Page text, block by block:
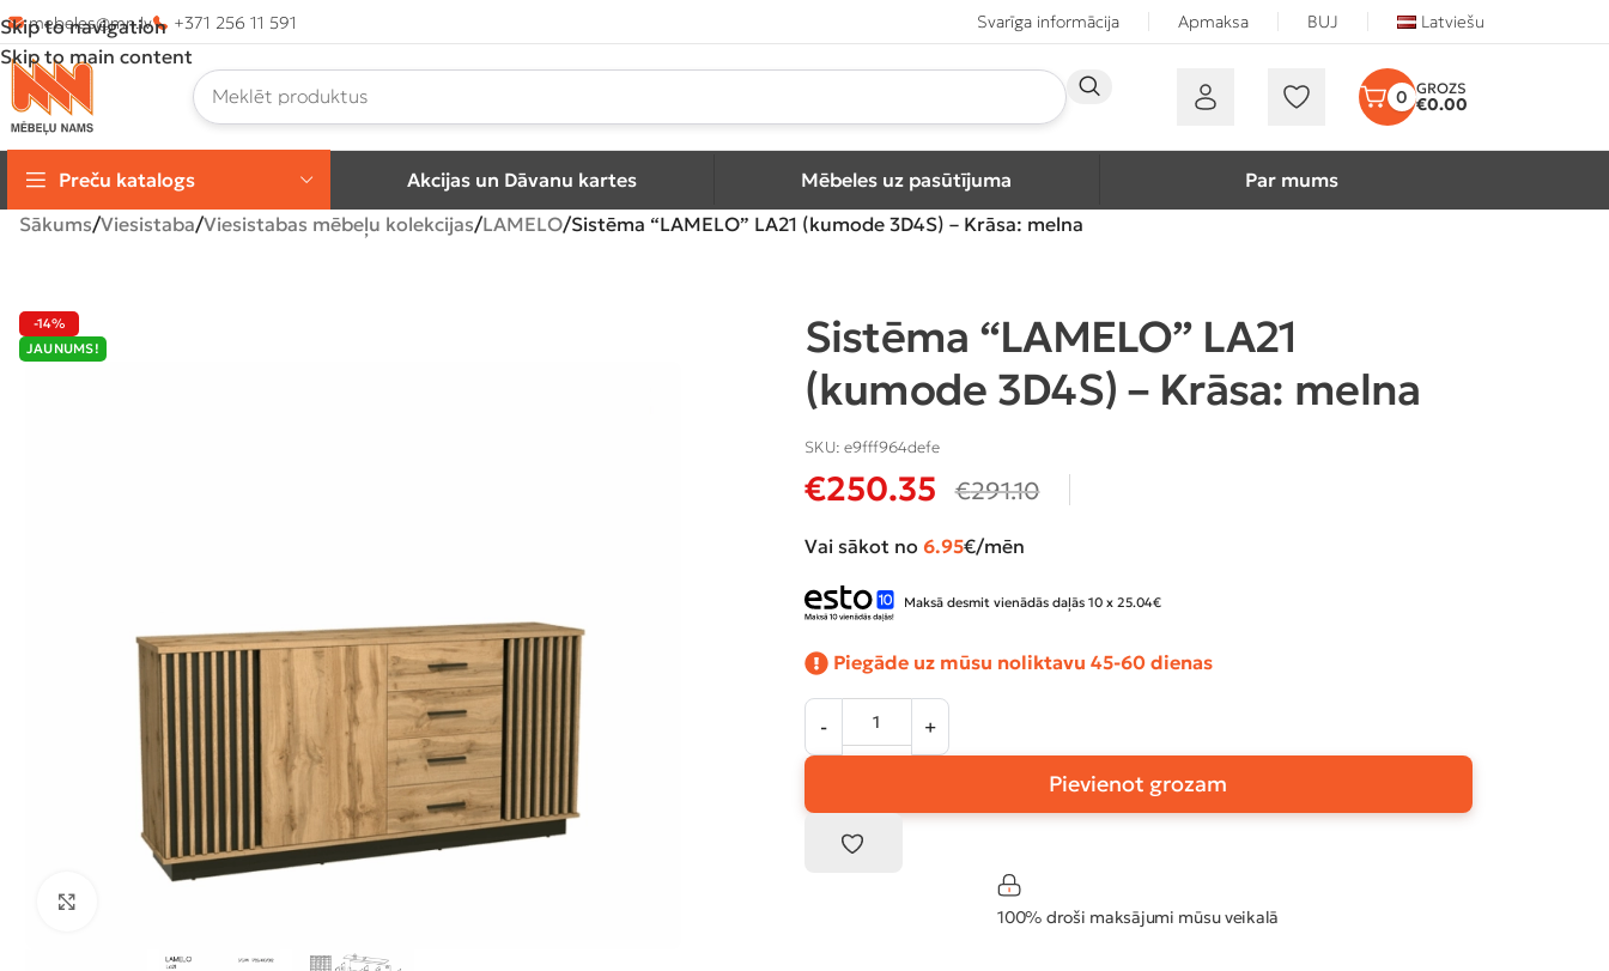
Skip to navigation
Skip to main content
mebeles@mn.lv +371 256 11 591 Svarīga informācija Apmaksa BUJ Latviešu
0 €0.00
Preču katalogs Akcijas un Dāvanu kartes Mēbeles uz pasūtījuma
Par mums
Sākums Viesistaba Viesistabas mēbeļu kolekcijas LAMELO Sistēma “LAMELO” LA21 (kumode 3D4S) – Krāsa: melna
-14%
JAUNUMS!
Sistēma “LAMELO” LA21
(kumode 3D4S) – Krāsa: melna
SKU: e9fff964defe
€250.35 €291.10
Vai sākot no 6.95€/mēn
Maksā desmit vienādās daļās 10 x 25.04€
Piegāde uz mūsu noliktavu 45-60 dienas
Pievienot grozam
100% droši maksājumi mūsu veikalā